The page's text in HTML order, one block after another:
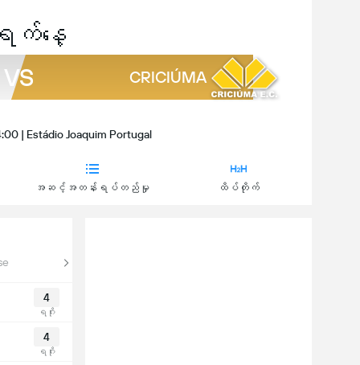
က်နေ့
VS CRICIÚMA
| Estádio Joaquim Portugal
အဆင့်အတန်းရပ်တည်မှု ထိပ်တိုက်
4
ရဂိုး
4
ရဂိုး